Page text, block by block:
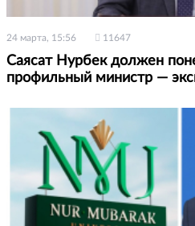
24 марта, 15:56 11647
Саясат Нурбек должен
профильный министр —